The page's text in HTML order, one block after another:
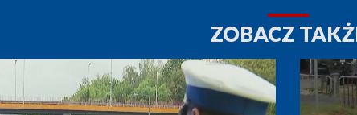
ZOBACZ